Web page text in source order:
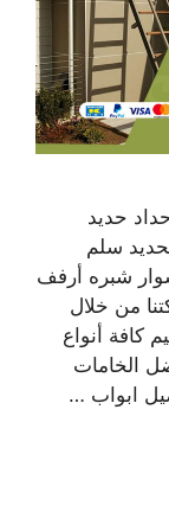
حديد
سلم
شبره أرفف
من خلال
كافة أنواع
الخامات
ابواب …